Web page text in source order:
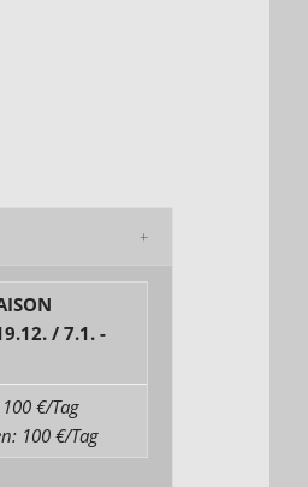
/ 7.1. -
€/Tag
100 €/Tag